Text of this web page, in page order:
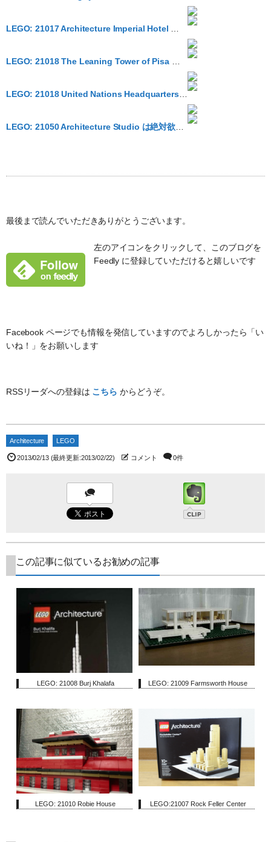
LEGO: 21018 United Nations Headquarters がリリースされるようです
LEGO: 21050 Architecture Studio は絶対欲しい
最後まで読んでいただきありがとうございます。
左のアイコンをクリックして、このブログを
Feedly に登録していただけると嬉しいです
Facebook ページでも情報を発信していますのでよろしかったら「い
いね！」をお願いします
RSSリーダへの登録は こちら からどうぞ。
Architecture LEGO
2013/02/13(最終更新:2013/02/22) コメント 0件
この記事に似ているお勧めの記事
LEGO: 21008 Burj Khalafa LEGO: 21009 Farmsworth House
LEGO: 21010 Robie House LEGO:21007 Rock Feller Center